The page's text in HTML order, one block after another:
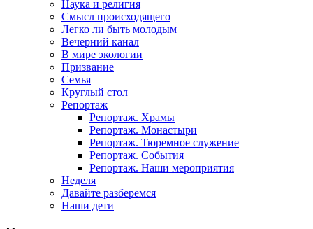
Наука и религия
Смысл происходящего
Легко ли быть молодым
Вечерний канал
В мире экологии
Призвание
Семья
Круглый стол
Репортаж
Репортаж. Храмы
Репортаж. Монастыри
Репортаж. Тюремное служение
Репортаж. События
Репортаж. Наши мероприятия
Неделя
Давайте разберемся
Наши дети